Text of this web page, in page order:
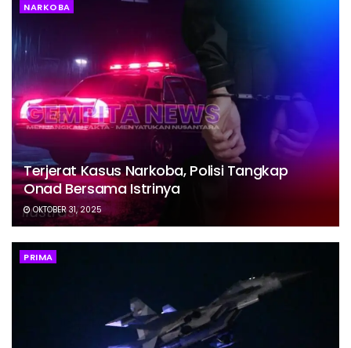
NARKOBA
Terjerat Kasus Narkoba, Polisi Tangkap
Onad Bersama Istrinya
OKTOBER 31, 2025
PRIMA